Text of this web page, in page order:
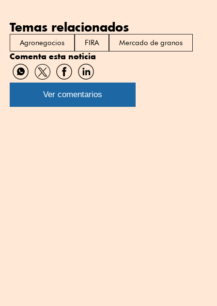
Temas relacionados
Agronegocios FIRA Mercado de granos
Comenta esta noticia
Compartir
por
WhatsApp
Compartir
por
Twitter
Compartir
por
Facebook
Compartir
por
Linkedin
Ver comentarios